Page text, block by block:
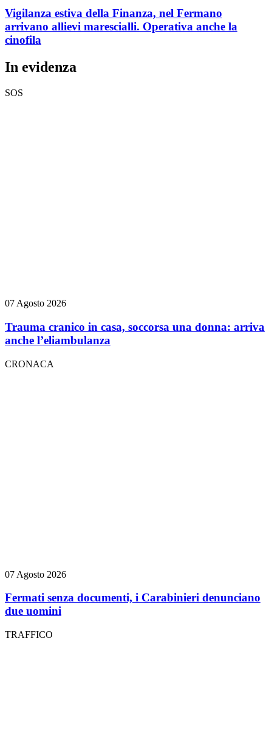
Vigilanza estiva della Finanza, nel Fermano
arrivano allievi marescialli. Operativa anche la
cinofila
In evidenza
SOS
07 Agosto 2026
Trauma cranico in casa, soccorsa una donna: arriva
anche l’eliambulanza
CRONACA
07 Agosto 2026
Fermati senza documenti, i Carabinieri denunciano
due uomini
TRAFFICO